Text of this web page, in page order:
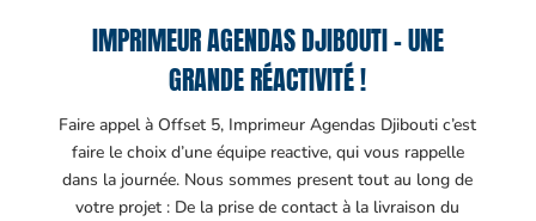
IMPRIMEUR AGENDAS DJIBOUTI – UNE
GRANDE RÉACTIVITÉ !
Faire appel à Offset 5, Imprimeur Agendas Djibouti c’est
faire le choix d’une équipe reactive, qui vous rappelle
dans la journée. Nous sommes present tout au long de
votre projet : De la prise de contact à la livraison du